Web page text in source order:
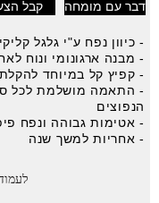
קבל דבר עם מומחה
- כיוון נפח ע"י גלגל
- מבנה ארגונומי ונוח
- קפיץ קל במיוחד
- התאמה מושלמת לכל
הנפוצים
- אטימות גבוהה ונפח
- אחריות למשך שנה